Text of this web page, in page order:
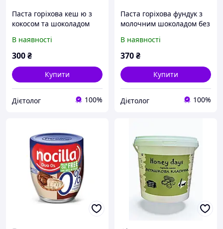
Паста горіхова кеш ю з
кокосом та шоколадом
В наявності
300₴
Купити
Дієтолог 100%
Паста горіхова фундук з
молочним шоколадом без
В наявності
370₴
Купити
Дієтолог 100%